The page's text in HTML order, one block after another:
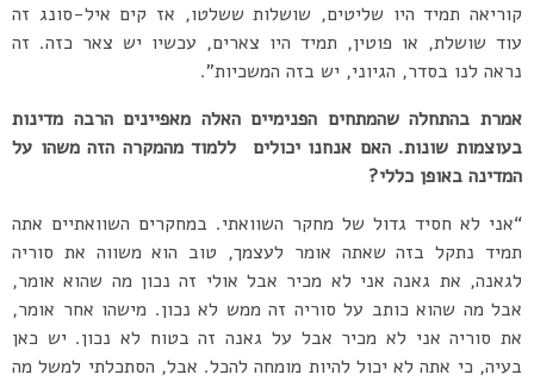
קוריאה תמיד היו שליטים, שושלות ששלטו, אז קים איל-סונג זה
עוד שושלת, או פוטין, תמיד היו צארים, עכשיו יש צאר כזה. זה
נראה לנו בסדר, הגיוני, יש בזה המשכיות”.
אמרת בהתחלה שהמתחים הפנימיים האלה מאפיינים הרבה מדינות
בעוצמות שונות. האם אנחנו יכולים ללמוד מהמקרה הזה משהו על
המדינה באופן כללי?
“אני לא חסיד גדול של מחקר השוואתי. במחקרים השוואתיים אתה
תמיד נתקל בזה שאתה אומר לעצמך, טוב הוא משווה את סוריה
לגאנה, את גאנה אני לא מכיר אבל אולי זה נכון מה שהוא אומר,
אבל מה שהוא כותב על סוריה זה ממש לא נכון. מישהו אחר אומר,
את סוריה אני לא מכיר אבל על גאנה זה בטוח לא נכון. יש כאן
בעיה, כי אתה לא יכול להיות מומחה להכל. אבל, הסתכלתי למשל מה